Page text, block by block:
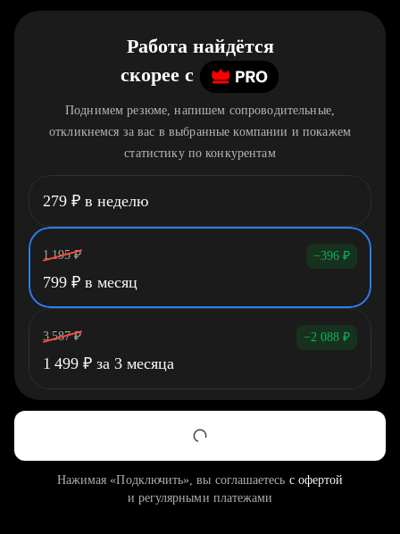
Работа найдётся
скорее c
Поднимем резюме, напишем сопроводительные,
откликнемся за вас в выбранные компании и покажем
статистику по конкурентам
279 ₽ в неделю
1 195 ₽ −396 ₽
799 ₽ в месяц
3 587 ₽ −2 088 ₽
1 499 ₽ за 3 месяца
Нажимая «Подключить», вы соглашаетесь с офертой
и регулярными платежами